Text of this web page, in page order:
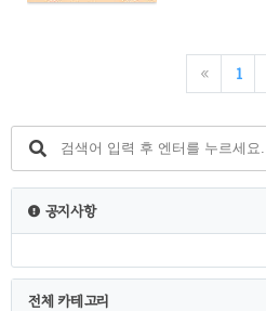
« 1
공지사항
전체 카테고리